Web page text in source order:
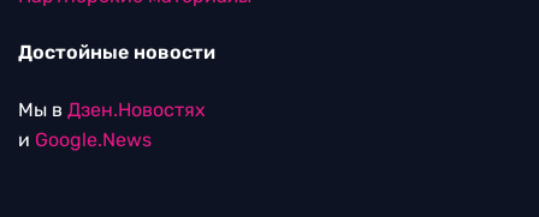
Достойные новости
Мы в Дзен.Новостях
и Google.News